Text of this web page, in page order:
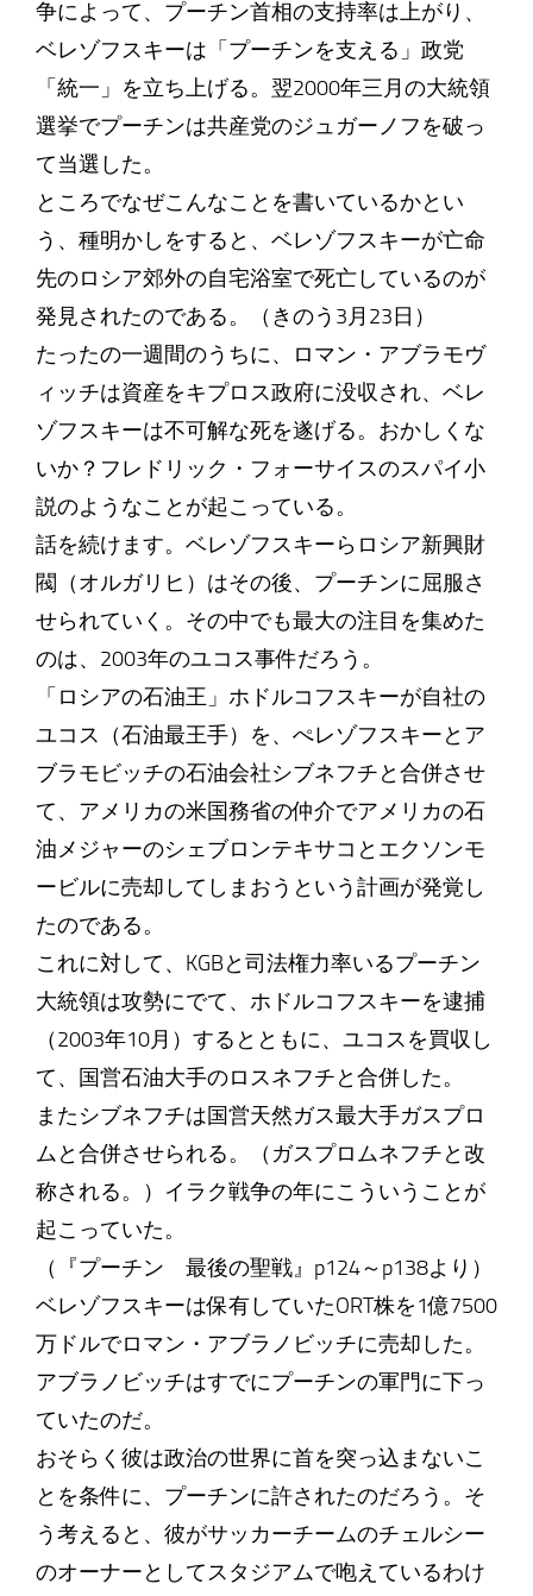
争によって、プーチン首相の支持率は上がり、
ベレゾフスキーは「プーチンを支える」政党
「統一」を立ち上げる。翌2000年三月の大統領
選挙でプーチンは共産党のジュガーノフを破っ
て当選した。
ところでなぜこんなことを書いているかとい
う、種明かしをすると、ベレゾフスキーが亡命
先のロシア郊外の自宅浴室で死亡しているのが
発見されたのである。（きのう3月23日）
たったの一週間のうちに、ロマン・アブラモヴ
ィッチは資産をキプロス政府に没収され、ベレ
ゾフスキーは不可解な死を遂げる。おかしくな
いか？フレドリック・フォーサイスのスパイ小
説のようなことが起こっている。
話を続けます。ベレゾフスキーらロシア新興財
閥（オルガリヒ）はその後、プーチンに屈服さ
せられていく。その中でも最大の注目を集めた
のは、2003年のユコス事件だろう。
「ロシアの石油王」ホドルコフスキーが自社の
ユコス（石油最王手）を、ぺレゾフスキーとア
ブラモビッチの石油会社シブネフチと合併させ
て、アメリカの米国務省の仲介でアメリカの石
油メジャーのシェブロンテキサコとエクソンモ
ービルに売却してしまおうという計画が発覚し
たのである。
これに対して、KGBと司法権力率いるプーチン
大統領は攻勢にでて、ホドルコフスキーを逮捕
（2003年10月）するとともに、ユコスを買収し
て、国営石油大手のロスネフチと合併した。
またシブネフチは国営天然ガス最大手ガスプロ
ムと合併させられる。（ガスプロムネフチと改
称される。）イラク戦争の年にこういうことが
起こっていた。
（『プーチン 最後の聖戦』p124～p138より）
ベレゾフスキーは保有していたORT株を1億7500
万ドルでロマン・アブラノビッチに売却した。
アブラノビッチはすでにプーチンの軍門に下っ
ていたのだ。
おそらく彼は政治の世界に首を突っ込まないこ
とを条件に、プーチンに許されたのだろう。そ
う考えると、彼がサッカーチームのチェルシー
のオーナーとしてスタジアムで咆えているわけ